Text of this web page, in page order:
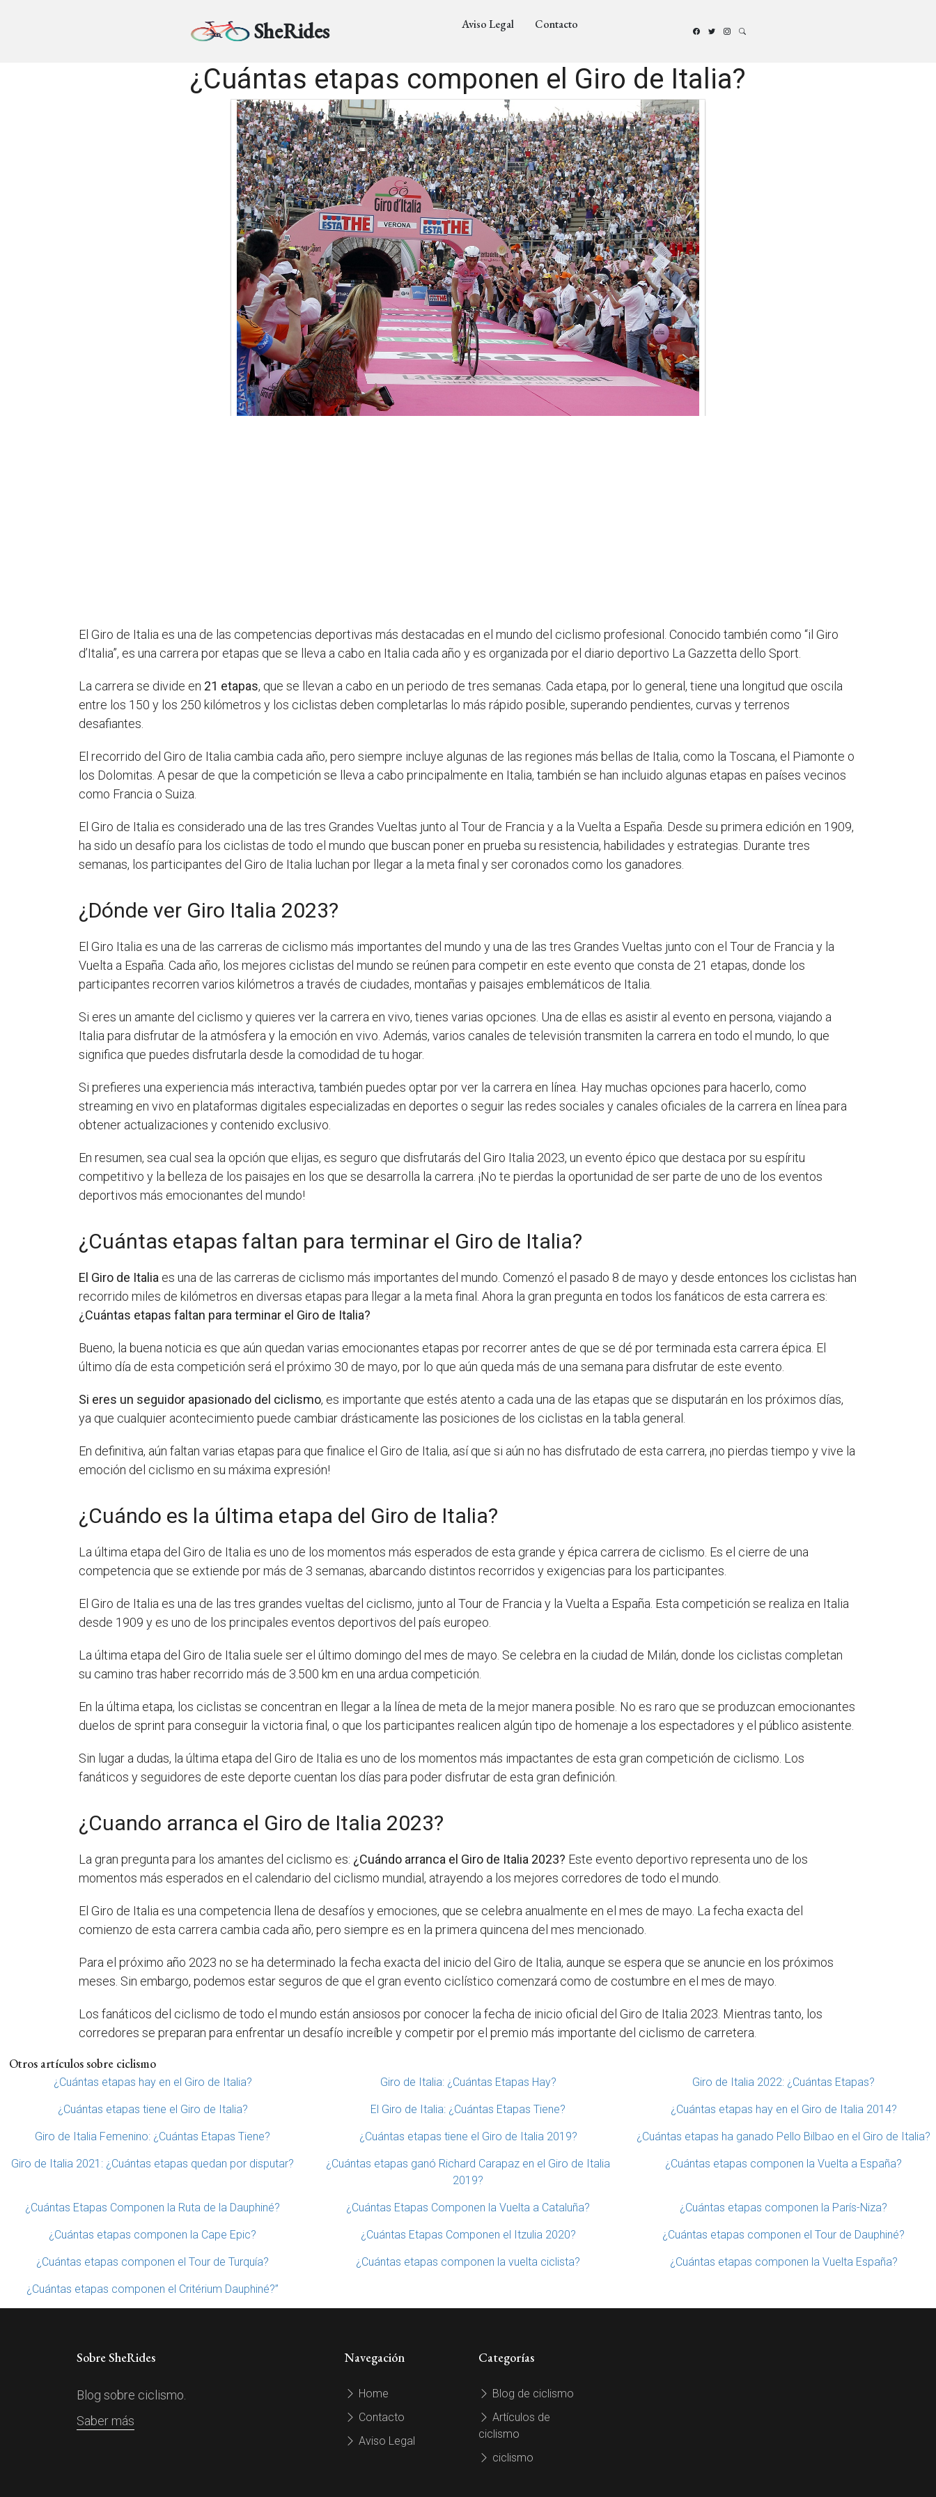
SheRides Aviso Legal Contacto
¿Cuántas etapas componen el Giro de Italia?
El Giro de Italia es una de las competencias deportivas más destacadas en el mundo del ciclismo profesional. Conocido también como “il Giro
d’Italia”, es una carrera por etapas que se lleva a cabo en Italia cada año y es organizada por el diario deportivo La Gazzetta dello Sport.
La carrera se divide en 21 etapas, que se llevan a cabo en un periodo de tres semanas. Cada etapa, por lo general, tiene una longitud que oscila
entre los 150 y los 250 kilómetros y los ciclistas deben completarlas lo más rápido posible, superando pendientes, curvas y terrenos
desafiantes.
El recorrido del Giro de Italia cambia cada año, pero siempre incluye algunas de las regiones más bellas de Italia, como la Toscana, el Piamonte o
los Dolomitas. A pesar de que la competición se lleva a cabo principalmente en Italia, también se han incluido algunas etapas en países vecinos
como Francia o Suiza.
El Giro de Italia es considerado una de las tres Grandes Vueltas junto al Tour de Francia y a la Vuelta a España. Desde su primera edición en 1909,
ha sido un desafío para los ciclistas de todo el mundo que buscan poner en prueba su resistencia, habilidades y estrategias. Durante tres
semanas, los participantes del Giro de Italia luchan por llegar a la meta final y ser coronados como los ganadores.
¿Dónde ver Giro Italia 2023?
El Giro Italia es una de las carreras de ciclismo más importantes del mundo y una de las tres Grandes Vueltas junto con el Tour de Francia y la
Vuelta a España. Cada año, los mejores ciclistas del mundo se reúnen para competir en este evento que consta de 21 etapas, donde los
participantes recorren varios kilómetros a través de ciudades, montañas y paisajes emblemáticos de Italia.
Si eres un amante del ciclismo y quieres ver la carrera en vivo, tienes varias opciones. Una de ellas es asistir al evento en persona, viajando a
Italia para disfrutar de la atmósfera y la emoción en vivo. Además, varios canales de televisión transmiten la carrera en todo el mundo, lo que
significa que puedes disfrutarla desde la comodidad de tu hogar.
Si prefieres una experiencia más interactiva, también puedes optar por ver la carrera en línea. Hay muchas opciones para hacerlo, como
streaming en vivo en plataformas digitales especializadas en deportes o seguir las redes sociales y canales oficiales de la carrera en línea para
obtener actualizaciones y contenido exclusivo.
En resumen, sea cual sea la opción que elijas, es seguro que disfrutarás del Giro Italia 2023, un evento épico que destaca por su espíritu
competitivo y la belleza de los paisajes en los que se desarrolla la carrera. ¡No te pierdas la oportunidad de ser parte de uno de los eventos
deportivos más emocionantes del mundo!
¿Cuántas etapas faltan para terminar el Giro de Italia?
El Giro de Italia es una de las carreras de ciclismo más importantes del mundo. Comenzó el pasado 8 de mayo y desde entonces los ciclistas han
recorrido miles de kilómetros en diversas etapas para llegar a la meta final. Ahora la gran pregunta en todos los fanáticos de esta carrera es:
¿Cuántas etapas faltan para terminar el Giro de Italia?
Bueno, la buena noticia es que aún quedan varias emocionantes etapas por recorrer antes de que se dé por terminada esta carrera épica. El
último día de esta competición será el próximo 30 de mayo, por lo que aún queda más de una semana para disfrutar de este evento.
Si eres un seguidor apasionado del ciclismo, es importante que estés atento a cada una de las etapas que se disputarán en los próximos días,
ya que cualquier acontecimiento puede cambiar drásticamente las posiciones de los ciclistas en la tabla general.
En definitiva, aún faltan varias etapas para que finalice el Giro de Italia, así que si aún no has disfrutado de esta carrera, ¡no pierdas tiempo y vive la
emoción del ciclismo en su máxima expresión!
¿Cuándo es la última etapa del Giro de Italia?
La última etapa del Giro de Italia es uno de los momentos más esperados de esta grande y épica carrera de ciclismo. Es el cierre de una
competencia que se extiende por más de 3 semanas, abarcando distintos recorridos y exigencias para los participantes.
El Giro de Italia es una de las tres grandes vueltas del ciclismo, junto al Tour de Francia y la Vuelta a España. Esta competición se realiza en Italia
desde 1909 y es uno de los principales eventos deportivos del país europeo.
La última etapa del Giro de Italia suele ser el último domingo del mes de mayo. Se celebra en la ciudad de Milán, donde los ciclistas completan
su camino tras haber recorrido más de 3.500 km en una ardua competición.
En la última etapa, los ciclistas se concentran en llegar a la línea de meta de la mejor manera posible. No es raro que se produzcan emocionantes
duelos de sprint para conseguir la victoria final, o que los participantes realicen algún tipo de homenaje a los espectadores y el público asistente.
Sin lugar a dudas, la última etapa del Giro de Italia es uno de los momentos más impactantes de esta gran competición de ciclismo. Los
fanáticos y seguidores de este deporte cuentan los días para poder disfrutar de esta gran definición.
¿Cuando arranca el Giro de Italia 2023?
La gran pregunta para los amantes del ciclismo es: ¿Cuándo arranca el Giro de Italia 2023? Este evento deportivo representa uno de los
momentos más esperados en el calendario del ciclismo mundial, atrayendo a los mejores corredores de todo el mundo.
El Giro de Italia es una competencia llena de desafíos y emociones, que se celebra anualmente en el mes de mayo. La fecha exacta del
comienzo de esta carrera cambia cada año, pero siempre es en la primera quincena del mes mencionado.
Para el próximo año 2023 no se ha determinado la fecha exacta del inicio del Giro de Italia, aunque se espera que se anuncie en los próximos
meses. Sin embargo, podemos estar seguros de que el gran evento ciclístico comenzará como de costumbre en el mes de mayo.
Los fanáticos del ciclismo de todo el mundo están ansiosos por conocer la fecha de inicio oficial del Giro de Italia 2023. Mientras tanto, los
corredores se preparan para enfrentar un desafío increíble y competir por el premio más importante del ciclismo de carretera.
Otros artículos sobre ciclismo
¿Cuántas etapas hay en el Giro de Italia? Giro de Italia: ¿Cuántas Etapas Hay? Giro de Italia 2022: ¿Cuántas Etapas?
¿Cuántas etapas tiene el Giro de Italia? El Giro de Italia: ¿Cuántas Etapas Tiene? ¿Cuántas etapas hay en el Giro de Italia 2014?
Giro de Italia Femenino: ¿Cuántas Etapas Tiene? ¿Cuántas etapas tiene el Giro de Italia 2019? ¿Cuántas etapas ha ganado Pello Bilbao en el Giro de Italia?
Giro de Italia 2021: ¿Cuántas etapas quedan por disputar?
¿Cuántas etapas ganó Richard Carapaz en el Giro de Italia
2019?
¿Cuántas etapas componen la Vuelta a España?
¿Cuántas Etapas Componen la Ruta de la Dauphiné? ¿Cuántas Etapas Componen la Vuelta a Cataluña? ¿Cuántas etapas componen la París-Niza?
¿Cuántas etapas componen la Cape Epic? ¿Cuántas Etapas Componen el Itzulia 2020? ¿Cuántas etapas componen el Tour de Dauphiné?
¿Cuántas etapas componen el Tour de Turquía? ¿Cuántas etapas componen la vuelta ciclista? ¿Cuántas etapas componen la Vuelta España?
¿Cuántas etapas componen el Critérium Dauphiné?”
Sobre SheRides
Blog sobre ciclismo.
Saber más
Navegación
Home
Contacto
Aviso Legal
Categorías
Blog de ciclismo
Artículos de
ciclismo
ciclismo